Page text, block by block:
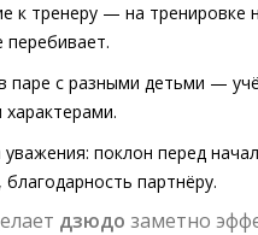
к тренеру — на тренировке
перебивает.
паре с разными детьми —
уважения: поклон перед
благодарность партнёру.
дзюдо заметно